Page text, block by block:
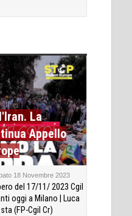
La
Appello
18 Novembre 2023
del 17/11/ 2023 Cgil
oggi a Milano | Luca
(FP-Cgil Cr)